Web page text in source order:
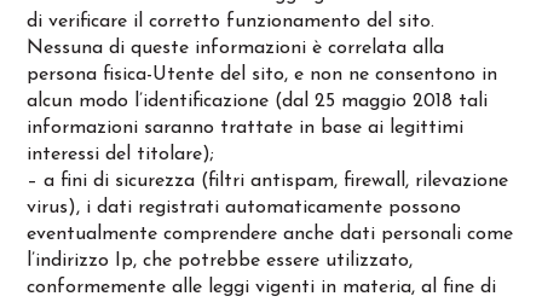
di verificare il corretto funzionamento del sito.
Nessuna di queste informazioni è correlata alla
persona fisica-Utente del sito, e non ne consentono in
alcun modo l’identificazione (dal 25 maggio 2018 tali
informazioni saranno trattate in base ai legittimi
interessi del titolare);
– a fini di sicurezza (filtri antispam, firewall, rilevazione
virus), i dati registrati automaticamente possono
eventualmente comprendere anche dati personali come
l’indirizzo Ip, che potrebbe essere utilizzato,
conformemente alle leggi vigenti in materia, al fine di